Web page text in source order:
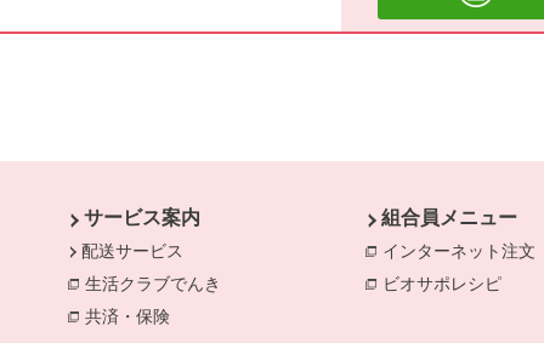
サービス案内
配送サービス
生活クラブでんき
別のウィンドウで開きます。
共済・保険
組合員メニュー
インターネット注文
ビオサポレシピ